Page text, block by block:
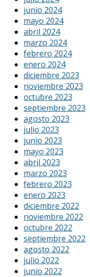
junio 2024
mayo 2024
abril 2024
marzo 2024
febrero 2024
enero 2024
diciembre 2023
noviembre 2023
octubre 2023
septiembre 2023
agosto 2023
julio 2023
junio 2023
mayo 2023
abril 2023
marzo 2023
febrero 2023
enero 2023
diciembre 2022
noviembre 2022
octubre 2022
septiembre 2022
agosto 2022
julio 2022
junio 2022